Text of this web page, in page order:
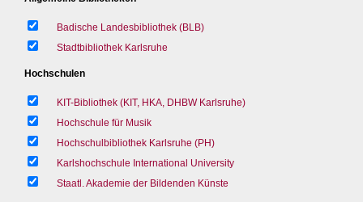
Badische Landesbibliothek (BLB)
Stadtbibliothek Karlsruhe
Hochschulen
KIT-Bibliothek (KIT, HKA, DHBW Karlsruhe)
Hochschule für Musik
Hochschulbibliothek Karlsruhe (PH)
Karlshochschule International University
Staatl. Akademie der Bildenden Künste